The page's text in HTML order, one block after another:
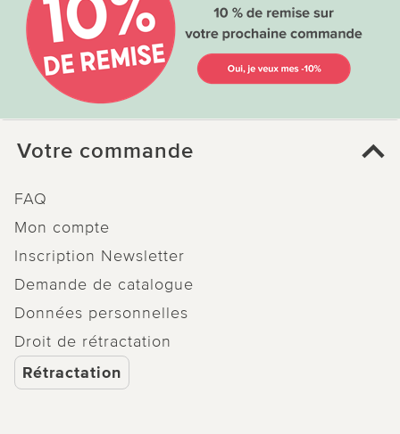
Votre commande
FAQ
Mon compte
Inscription Newsletter
Demande de catalogue
Données personnelles
Droit de rétractation
Rétractation